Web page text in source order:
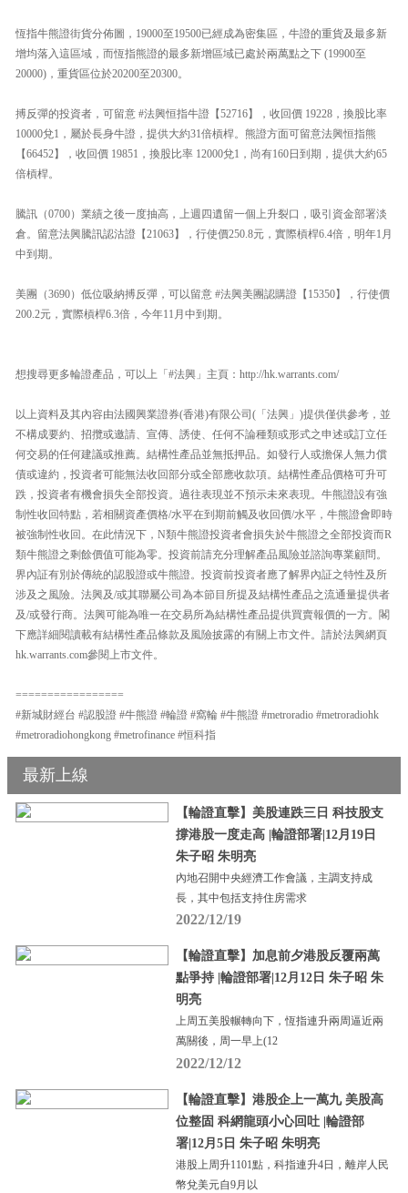
恆指牛熊證街貨分佈圖，19000至19500已經成為密集區，牛證的重貨及最多新
增均落入這區域，而恆指熊證的最多新增區域已處於兩萬點之下 (19900至
20000)，重貨區位於20200至20300。
搏反彈的投資者，可留意 #法興恒指牛證【52716】，收回價 19228，換股比率
10000兌1，屬於長身牛證，提供大約31倍槓桿。熊證方面可留意法興恒指熊
【66452】，收回價 19851，換股比率 12000兌1，尚有160日到期，提供大約65
倍槓桿。
騰訊（0700）業績之後一度抽高，上週四遺留一個上升裂口，吸引資金部署淡
倉。留意法興騰訊認沽證【21063】，行使價250.8元，實際槓桿6.4倍，明年1月
中到期。
美團（3690）低位吸納搏反彈，可以留意 #法興美團認購證【15350】，行使價
200.2元，實際槓桿6.3倍，今年11月中到期。
想搜尋更多輪證產品，可以上「#法興」主頁：http://hk.warrants.com/
以上資料及其內容由法國興業證券(香港)有限公司(「法興」)提供僅供參考，並
不構成要約、招攬或邀請、宣傳、誘使、任何不論種類或形式之申述或訂立任
何交易的任何建議或推薦。結構性產品並無抵押品。如發行人或擔保人無力償
債或違約，投資者可能無法收回部分或全部應收款項。結構性產品價格可升可
跌，投資者有機會損失全部投資。過往表現並不預示未來表現。牛熊證設有強
制性收回特點，若相關資產價格/水平在到期前觸及收回價/水平，牛熊證會即時
被強制性收回。在此情況下，N類牛熊證投資者會損失於牛熊證之全部投資而R
類牛熊證之剩餘價值可能為零。投資前請充分理解產品風險並諮詢專業顧問。
界內証有別於傳統的認股證或牛熊證。投資前投資者應了解界內証之特性及所
涉及之風險。法興及/或其聯屬公司為本節目所提及結構性產品之流通量提供者
及/或發行商。法興可能為唯一在交易所為結構性產品提供買賣報價的一方。閣
下應詳細閱讀載有結構性產品條款及風險披露的有關上市文件。請於法興網頁
hk.warrants.com參閱上市文件。
=================
#新城財經台 #認股證 #牛熊證 #輪證 #窩輪 #牛熊證 #metroradio #metroradiohk
#metroradiohongkong #metrofinance #恒科指
最新上線
【輪證直擊】美股連跌三日 科技股支
撐港股一度走高 |輪證部署|12月19日
朱子昭 朱明亮
內地召開中央經濟工作會議，主調支持成
長，其中包括支持住房需求
2022/12/19
【輪證直擊】加息前夕港股反覆兩萬
點爭持 |輪證部署|12月12日 朱子昭 朱
明亮
上周五美股輾轉向下，恆指連升兩周逼近兩
萬關後，周一早上(12
2022/12/12
【輪證直擊】港股企上一萬九 美股高
位整固 科網龍頭小心回吐 |輪證部
署|12月5日 朱子昭 朱明亮
港股上周升1101點，科指連升4日，離岸人民
幣兌美元自9月以